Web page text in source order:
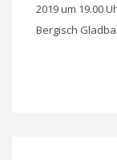
2019 um 19.00
Bergisch